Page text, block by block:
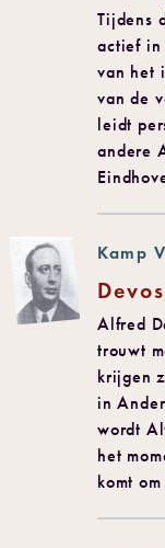
Tijdens
actief in
van het
van de
leidt
andere
Kamp
Alfred
trouwt
krijgen
in
wordt
het
komt